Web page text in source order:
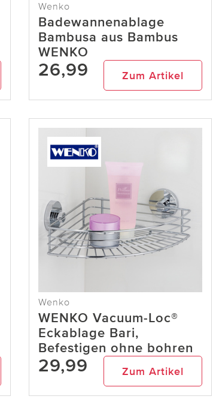
Wenko
Badewannenablage
Bambusa aus Bambus
WENKO
26,99 Zum Artikel
Wenko
WENKO Vacuum-Loc®
Eckablage Bari,
Befestigen ohne bohren
29,99 Zum Artikel